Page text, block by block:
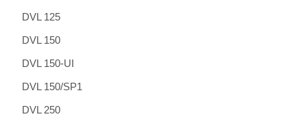
DVL 125
DVL 150
DVL 150-UI
DVL 150/SP1
DVL 250